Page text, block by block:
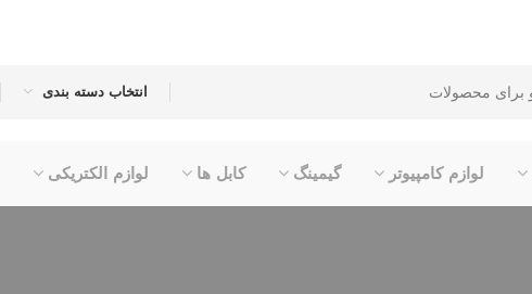
انتخاب دسته بندی
لوازم کامپیوتر گیمینگ کابل ها لوازم الکتریکی